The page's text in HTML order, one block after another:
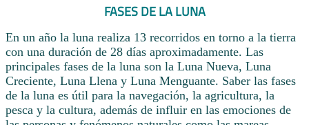
FASES DE LA LUNA
En un año la luna realiza 13 recorridos en torno a la tierra
con una duración de 28 días aproximadamente. Las
principales fases de la luna son la Luna Nueva, Luna
Creciente, Luna Llena y Luna Menguante. Saber las fases
de la luna es útil para la navegación, la agricultura, la
pesca y la cultura, además de influir en las emociones de